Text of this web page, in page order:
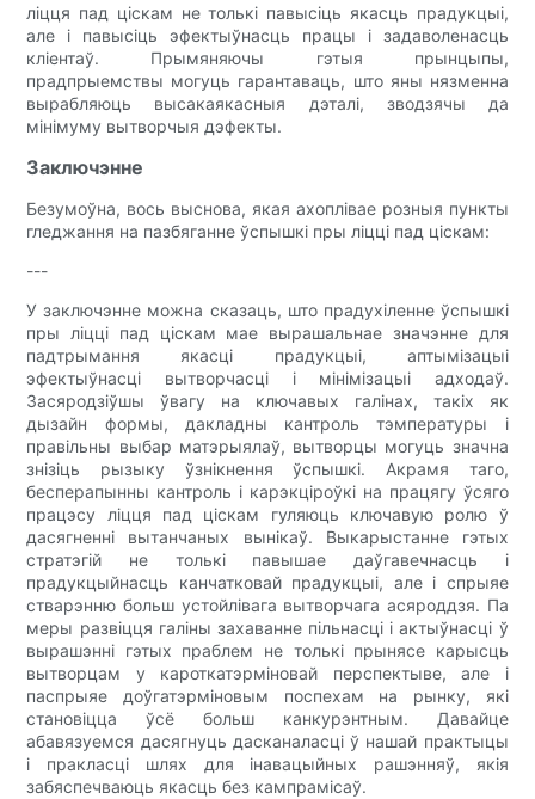
ліцця пад ціскам не толькі павысіць якасць прадукцыі,
але і павысіць эфектыўнасць працы і задаволенасць
кліентаў. Прымяняючы гэтыя прынцыпы,
прадпрыемствы могуць гарантаваць, што яны нязменна
вырабляюць высакаякасныя дэталі, зводзячы да
мінімуму вытворчыя дэфекты.
Заключэнне
Безумоўна, вось выснова, якая ахоплівае розныя пункты
гледжання на пазбяганне ўспышкі пры ліцці пад ціскам:
---
У заключэнне можна сказаць, што прадухіленне ўспышкі
пры ліцці пад ціскам мае вырашальнае значэнне для
падтрымання якасці прадукцыі, аптымізацыі
эфектыўнасці вытворчасці і мінімізацыі адходаў.
Засяродзіўшы ўвагу на ключавых галінах, такіх як
дызайн формы, дакладны кантроль тэмпературы і
правільны выбар матэрыялаў, вытворцы могуць значна
знізіць рызыку ўзнікнення ўспышкі. Акрамя таго,
бесперапынны кантроль і карэкціроўкі на працягу ўсяго
працэсу ліцця пад ціскам гуляюць ключавую ролю ў
дасягненні вытанчаных вынікаў. Выкарыстанне гэтых
стратэгій не толькі павышае даўгавечнасць і
прадукцыйнасць канчатковай прадукцыі, але і спрыяе
стварэнню больш устойлівага вытворчага асяроддзя. Па
меры развіцця галіны захаванне пільнасці і актыўнасці ў
вырашэнні гэтых праблем не толькі прынясе карысць
вытворцам у кароткатэрміновай перспектыве, але і
паспрыяе доўгатэрміновым поспехам на рынку, які
становіцца ўсё больш канкурэнтным. Давайце
абавязуемся дасягнуць дасканаласці ў нашай практыцы
і пракласці шлях для інавацыйных рашэнняў, якія
забяспечваюць якасць без кампрамісаў.